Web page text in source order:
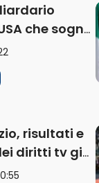
che sogna
club in Italia
risultati e
diritti tv già